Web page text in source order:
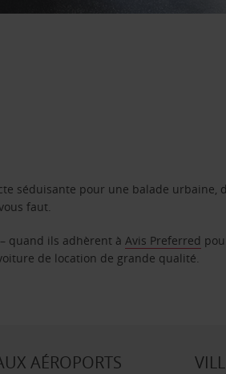
séduisante pour une balade urbaine,
faut.
quand ils adhèrent àAvis Preferred
de location de grande qualité.
AÉROPORTS